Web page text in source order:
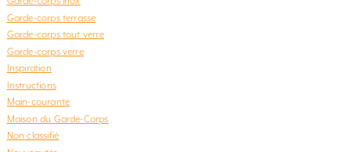
Garde-corps terrasse
Garde-corps tout verre
Garde-corps verre
Inspiration
Instructions
Main-courante
Maison du Garde-Corps
Non classifié